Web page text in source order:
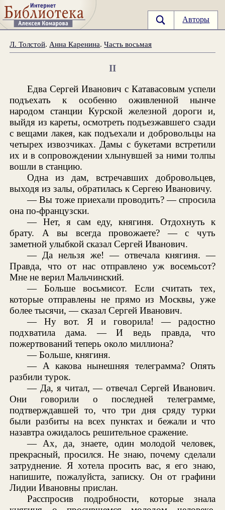
Авторы
Л. Толстой. Анна Каренина.Часть восьмая
II
Едва Сергей Иванович с Катавасовым успели
подъехать к особенно оживленной нынче
народом станции Курской железной дороги и,
выйдя из кареты, осмотреть подъезжавшего сзади
с вещами лакея, как подъехали и добровольцы на
четырех извозчиках. Дамы с букетами встретили
их и в сопровождении хлынувшей за ними толпы
вошли в станцию.
Одна из дам, встречавших добровольцев,
выходя из залы, обратилась к Сергею Ивановичу.
— Вы тоже приехали проводить? — спросила
она по-французски.
— Нет, я сам еду, княгиня. Отдохнуть к
брату. А вы всегда провожаете? — с чуть
заметной улыбкой сказал Сергей Иванович.
— Да нельзя же! — отвечала княгиня. —
Правда, что от нас отправлено уж восемьсот?
Мне не верил Мальчинский.
— Больше восьмисот. Если считать тех,
которые отправлены не прямо из Москвы, уже
более тысячи, — сказал Сергей Иванович.
— Ну вот. Я и говорила! — радостно
подхватила дама. — И ведь правда, что
пожертвований теперь около миллиона?
— Больше, княгиня.
— А какова нынешняя телеграмма? Опять
разбили турок.
— Да, я читал, — отвечал Сергей Иванович.
Они говорили о последней телеграмме,
подтверждавшей то, что три дня сряду турки
были разбиты на всех пунктах и бежали и что
назавтра ожидалось решительное сражение.
— Ах, да, знаете, один молодой человек,
прекрасный, просился. Не знаю, почему сделали
затруднение. Я хотела просить вас, я его знаю,
напишите, пожалуйста, записку. Он от графини
Лидии Ивановны прислан.
Расспросив подробности, которые знала